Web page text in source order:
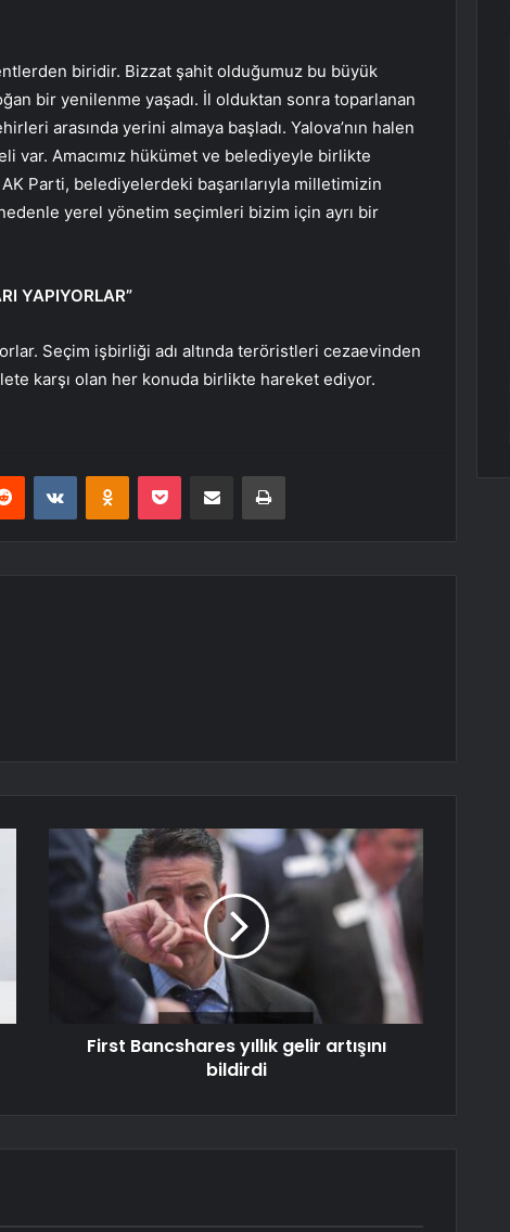
biridir. Bizzat şahit olduğumuz bu büyük
bir yenilenme yaşadı. İl olduktan sonra toparlanan
arasında yerini almaya başladı. Yalova’nın halen
Amacımız hükümet ve belediyeyle birlikte
AK Parti, belediyelerdeki başarılarıyla milletimizin
yerel yönetim seçimleri bizim için ayrı bir
YAPIYORLAR”
Seçim işbirliği adı altında teröristleri cezaevinden
karşı olan her konuda birlikte hareket ediyor.
Reddit VKontakteOdnoklassniki
Pocket E-Posta ile paylaş Yazdır
First Bancshares yıllık gelir artışını
bildirdi